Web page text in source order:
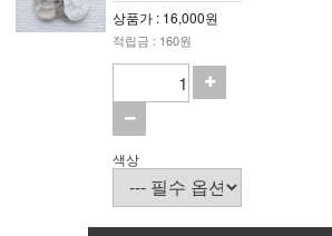
상품가 : 16,000원
적립금 : 160원
색상